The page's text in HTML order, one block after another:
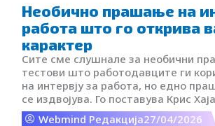
Необично прашање на
работа што го открива
карактер
Сите сме слушнале за необични
тестови што работодавците ги
на интервју за работа, но едно
се издвојува. Го поставува Крис
директор на компанијата Indeed, а
Webmind Редакција27/04/2026